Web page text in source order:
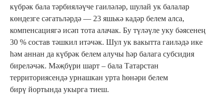
күбрәк бала тәрбияләүче гаиләләр, шулай ук балалар
көндезге сәгатьләрдә — 23 яшькә кадәр белем алса,
компенсациягә исәп тота алачак. Бу түләүле уку бәясенең
30 % состав тәшкил итәчәк. Шул ук вакытта гаиләдә ике
һәм аннан да күбрәк белем алучы һәр балага субсидия
биреләчәк. Мәҗбүри шарт – бала Татарстан
территориясендә урнашкан урта һөнәри белем
бирү йортында укырга тиеш.